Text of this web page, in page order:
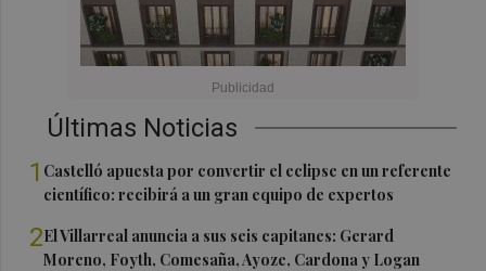
Últimas Noticias
1 Castelló apuesta por convertir el eclipse en un referente
científico: recibirá a un gran equipo de expertos
2El Villarreal anuncia a sus seis capitanes: Gerard
Moreno, Foyth, Comesaña, Ayoze, Cardona y Logan